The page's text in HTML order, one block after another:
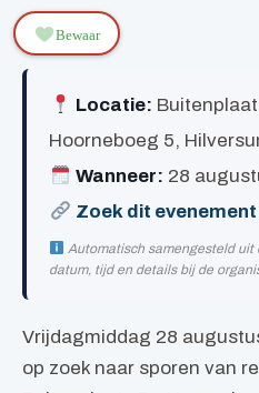
Bewaar
Locatie:
Hoorneboeg 5,
Wanneer: 28
Zoek dit
Automatisch samengesteld
datum, tijd en details bij de
Vrijdagmiddag 28
op zoek naar sporen van